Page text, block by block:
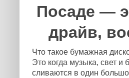
Посаде —
драйв,
Что такое бумажная
Это когда музыка, свет
сливаются в один